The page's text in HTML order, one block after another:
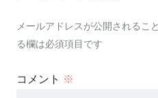
メールアドレスが公開されるこ
る欄は必須項目です
コメント ※